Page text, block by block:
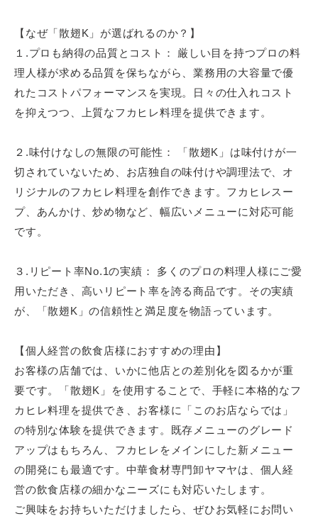
【なぜ「散翅K」が選ばれるのか？】
１.プロも納得の品質とコスト： 厳しい目を持つプロの料
理人様が求める品質を保ちながら、 業務用の大容量で優
れたコストパフォーマンスを実現。
日々の仕入れコスト
を抑えつつ、
上質なフカヒレ料理を提供できます。
２.味付けなしの無限の可能性： 「散翅K」は味付けが一
切されていないため、 お店独自の味付けや調理法で、 オ
リジナルのフカヒレ料理を創作できます。フカヒレスー
プ、 あんかけ、炒め物など、幅広いメニューに対応可能
です。
３.リピート率No.1の実績： 多くのプロの料理人様にご愛
用いただき、 高いリピート率を誇る商品です。その実績
が、「散翅K」の信頼性と満足度を物語っています。
【個人経営の飲食店様におすすめの理由】
お客様の店舗では、いかに他店との差別化を図るかが重
要です。「散翅K」を使用することで、 手軽に本格的なフ
カヒレ料理を提供でき、お客様に「 このお店ならでは」
の特別な体験を提供できます。 既存メニューのグレード
アップはもちろん、 フカヒレをメインにした新メニュー
の開発にも最適です。 中華食材専門卸ヤマヤは、 個人経
営の飲食店様の細かなニーズにも対応いたします。
ご興味をお持ちいただけましたら、 ぜひお気軽にお問い